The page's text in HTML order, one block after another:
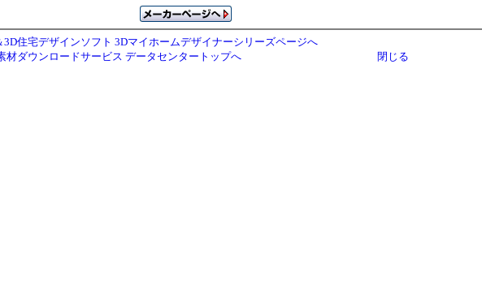
3D住宅デザインソフト 3Dマイホームデザイナーシリーズページへ
材ダウンロードサービス データセンタートップへ
閉じる